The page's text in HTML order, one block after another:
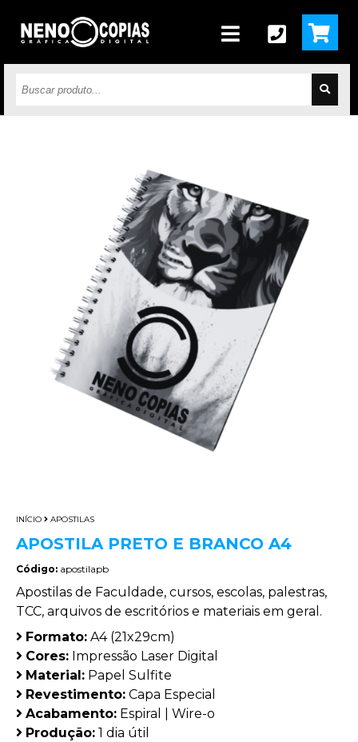
INÍCIO APOSTILAS
APOSTILA PRETO E BRANCO A4
Código: apostilapb
Apostilas de Faculdade, cursos, escolas, palestras,
TCC, arquivos de escritórios e materiais em geral.
Formato: A4 (21x29cm)
Cores: Impressão Laser Digital
Material: Papel Sulfite
Revestimento: Capa Especial
Acabamento: Espiral | Wire-o
Produção: 1 dia útil